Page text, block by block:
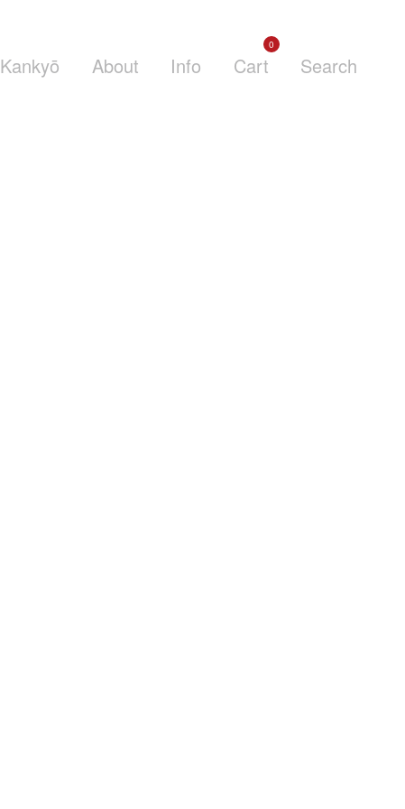
Kankyō About Info Cart
0
Search